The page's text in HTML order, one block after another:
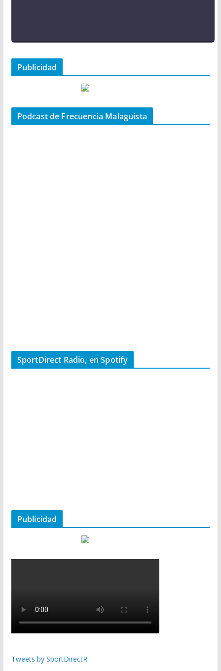
Publicidad
Podcast de Frecuencia Malaguista
SportDirect Radio, en Spotify
Publicidad
Tweets by SportDirectR